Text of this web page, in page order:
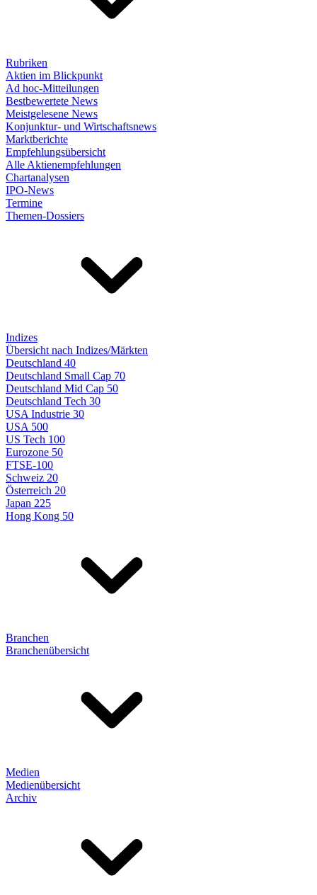
Rubriken
Aktien im Blickpunkt
Ad hoc-Mitteilungen
Bestbewertete News
Meistgelesene News
Konjunktur- und Wirtschaftsnews
Marktberichte
Empfehlungsübersicht
Alle Aktienempfehlungen
Chartanalysen
IPO-News
Termine
Themen-Dossiers
Indizes
Übersicht nach Indizes/Märkten
Deutschland 40
Deutschland Small Cap 70
Deutschland Mid Cap 50
Deutschland Tech 30
USA Industrie 30
USA 500
US Tech 100
Eurozone 50
FTSE-100
Schweiz 20
Österreich 20
Japan 225
Hong Kong 50
Branchen
Branchenübersicht
Medien
Medienübersicht
Archiv